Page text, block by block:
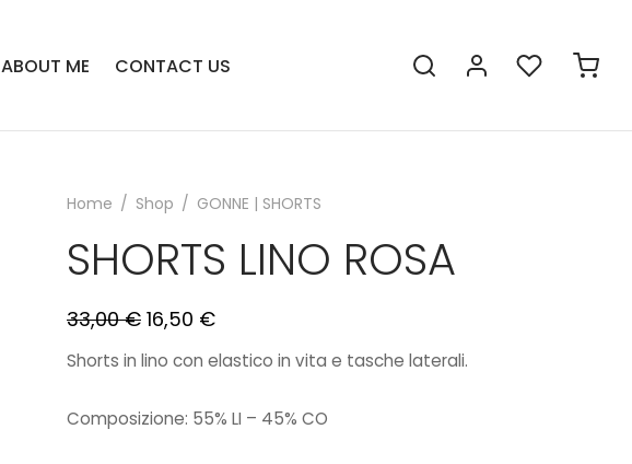
ABOUT ME CONTACT US
Home / Shop / GONNE | SHORTS
SHORTS LINO ROSA
33,00€ 16,50 €
Shorts in lino con elastico in vita e tasche laterali.
Composizione: 55% LI – 45% CO